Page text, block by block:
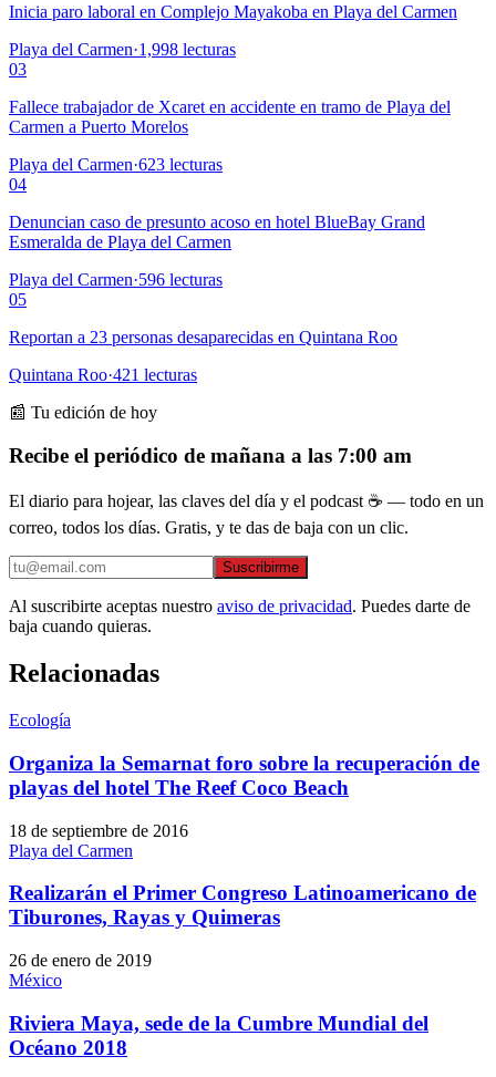
Inicia paro laboral en Complejo Mayakoba en Playa del Carmen
Playa del Carmen·1,998 lecturas
03
Fallece trabajador de Xcaret en accidente en tramo de Playa del
Carmen a Puerto Morelos
Playa del Carmen·623 lecturas
04
Denuncian caso de presunto acoso en hotel BlueBay Grand
Esmeralda de Playa del Carmen
Playa del Carmen·596 lecturas
05
Reportan a 23 personas desaparecidas en Quintana Roo
Quintana Roo·421 lecturas
📰 Tu edición de hoy
Recibe el periódico de mañana a las 7:00 am
El diario para hojear, las claves del día y el podcast ☕ — todo en un
correo, todos los días. Gratis, y te das de baja con un clic.
Suscribirme
Al suscribirte aceptas nuestro aviso de privacidad. Puedes darte de
baja cuando quieras.
Relacionadas
Ecología
Organiza la Semarnat foro sobre la recuperación de
playas del hotel The Reef Coco Beach
18 de septiembre de 2016
Playa del Carmen
Realizarán el Primer Congreso Latinoamericano de
Tiburones, Rayas y Quimeras
26 de enero de 2019
México
Riviera Maya, sede de la Cumbre Mundial del
Océano 2018